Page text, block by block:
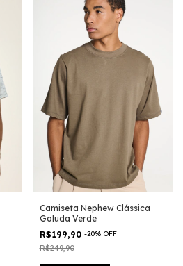
Camiseta Nephew Clássica
Goluda Verde
R$199,90 -20% OFF
R$249,90